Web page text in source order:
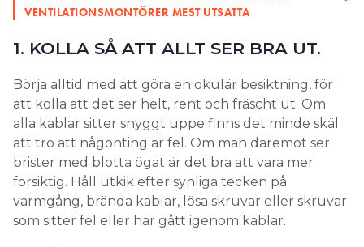
VENTILATIONSMONTÖRER MEST UTSATTA
1. KOLLA SÅ ATT ALLT SER BRA UT.
Börja alltid med att göra en okulär besiktning, för
att kolla att det ser helt, rent och fräscht ut. Om
alla kablar sitter snyggt uppe finns det minde skäl
att tro att någonting är fel. Om man däremot ser
brister med blotta ögat är det bra att vara mer
försiktig. Håll utkik efter synliga tecken på
varmgång, brända kablar, lösa skruvar eller skruvar
som sitter fel eller har gått igenom kablar.